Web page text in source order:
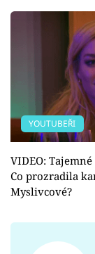
YOUTUBEŘI
VIDEO:
Co prozradila
Myslivcové?